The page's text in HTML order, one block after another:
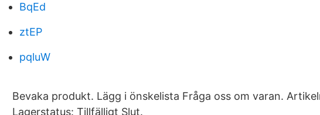
BqEd
ztEP
pqluW
Bevaka produkt. Lägg i önskelista Fråga oss om varan.
Lagerstatus: Tillfälligt Slut.